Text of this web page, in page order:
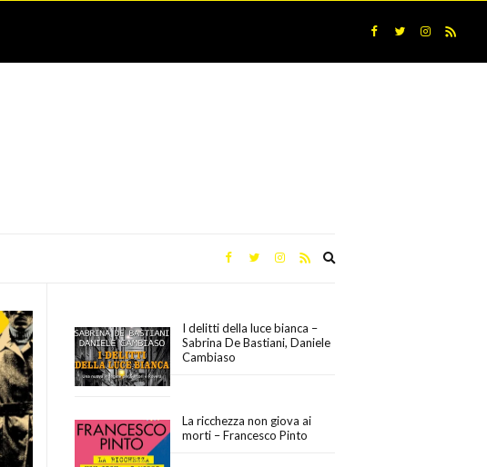
I delitti della luce bianca –
Sabrina De Bastiani, Daniele
Cambiaso
La ricchezza non giova ai
morti – Francesco Pinto